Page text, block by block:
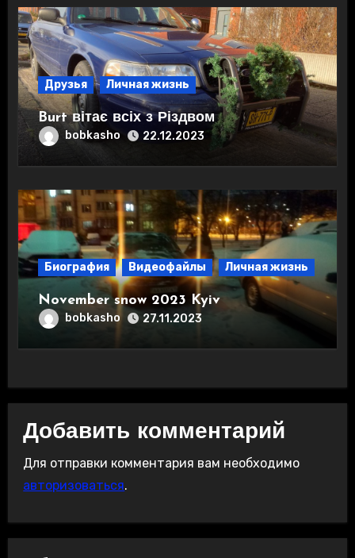
Друзья Личная жизнь
Burt вітає всіх з Різдвом
bobkasho 22.12.2023
Биография Видеофайлы Личная жизнь
November snow 2023 Kyiv
bobkasho 27.11.2023
Добавить комментарий
Для отправки комментария вам необходимо
авторизоваться.